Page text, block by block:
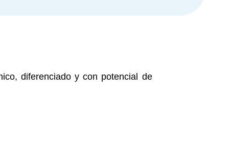
diferenciado y con potencial de